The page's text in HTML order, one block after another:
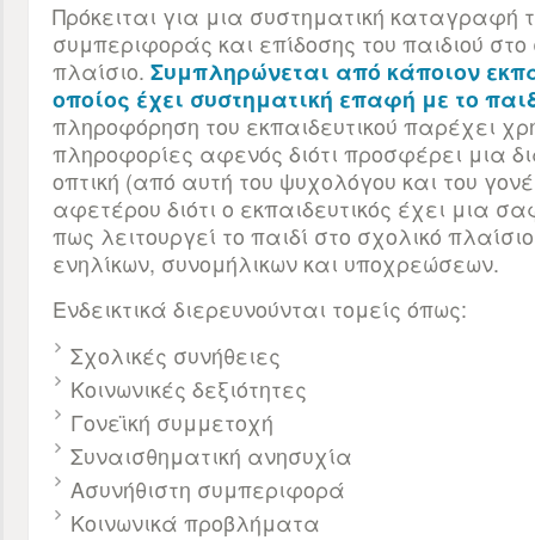
Πρόκειται για μια συστηματική καταγραφή
συμπεριφοράς και επίδοσης του παιδιού στο
πλαίσιο. Συμπληρώνεται από κάποιον
οποίος έχει συστηματική επαφή με το
πληροφόρηση του εκπαιδευτικού παρέχει
πληροφορίες αφενός διότι προσφέρει μια
οπτική (από αυτή του ψυχολόγου και του
αφετέρου διότι ο εκπαιδευτικός έχει μια
πως λειτουργεί το παιδί στο σχολικό
ενηλίκων, συνομήλικων και υποχρεώσεων.
Ενδεικτικά διερευνούνται τομείς όπως:
Σχολικές συνήθειες
Κοινωνικές δεξιότητες
Γονεϊκή συμμετοχή
Συναισθηματική ανησυχία
Ασυνήθιστη συμπεριφορά
Κοινωνικά προβλήματα